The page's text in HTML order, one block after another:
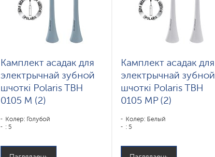
Камплект асадак для
электрычнай зубной
шчоткі Polaris TBH
0105 M (2)
Колер: Голубой
: 5
Камплект асадак для
электрычнай зубной
шчоткі Polaris TBH
0105 MP (2)
Колер: Белый
: 5